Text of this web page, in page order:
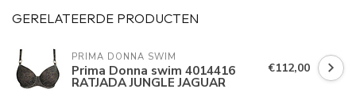
GERELATEERDE PRODUCTEN
PRIMA DONNA SWIM
Prima Donna swim 4014416
RATJADA JUNGLE JAGUAR
€112,00